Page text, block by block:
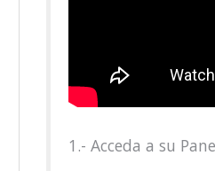
1.- Acceda a su